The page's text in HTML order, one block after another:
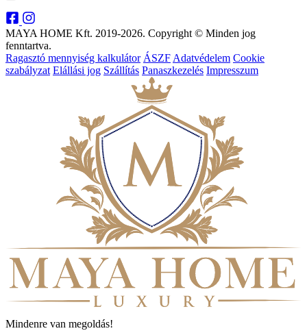
MAYA HOME Kft. 2019-2026. Copyright © Minden jog
fenntartva.
Ragasztó mennyiség kalkulátor ÁSZF Adatvédelem Cookie
szabályzat Elállási jog Szállítás Panaszkezelés Impresszum
Mindenre van megoldás!